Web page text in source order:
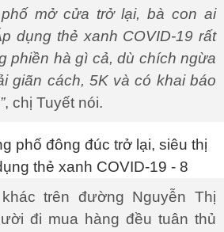
phố mở cửa trở lại, bà con ai
dụng thẻ xanh COVID-19 rất
phiền hà gì cả, dù chích ngừa
giãn cách, 5K và có khai báo
, chị Tuyết nói.
trên đường Nguyễn Thị
đi mua hàng đều tuân thủ